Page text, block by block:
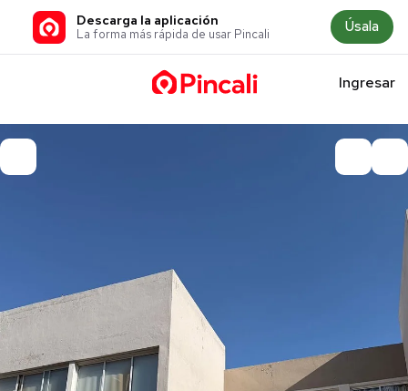
Descarga la aplicación
La forma más rápida de usar Pincali Úsala
Ingresar